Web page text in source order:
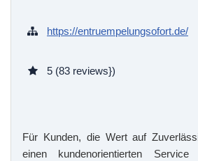
https://entruempelungsofort.de/
5 (83 reviews})
Für Kunden, die Wert auf
einen kundenorientierten